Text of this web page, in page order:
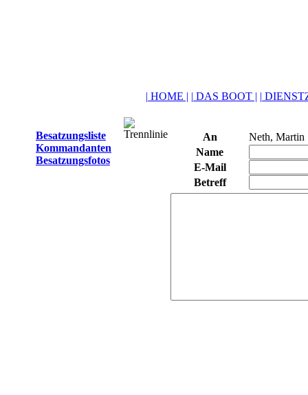
| HOME | | DAS BOOT | |
Besatzungsliste
Kommandanten
Besatzungsfotos
An
Neth, Martin
Name
E-Mail
Betreff